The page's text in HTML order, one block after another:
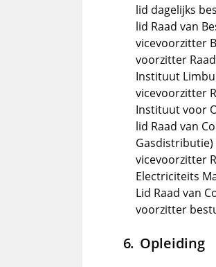
lid dagelijks
lid Raad van
vicevoorzitter
voorzitter
Instituut
vicevoorzitter
Instituut voor
lid Raad van
Gasdistributie)
vicevoorzitter
Electriciteits
Lid Raad van
voorzitter
Opleiding